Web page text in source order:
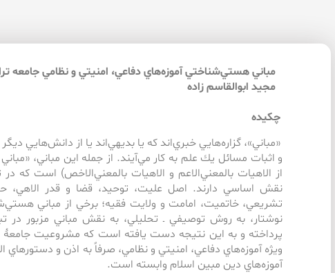
مباني هستي‌شناختي آموزه‌هاي دفاعي، امنيتي و نظامي جامعه
مجيد ابوالقاسم زاده
چكيده
«مباني»، گزاره‌هايي خبري‌اند ‌كه ‌يا بديهي‌اند يا از دانش‌هايي
و اثبات مسائل يك علم به ‌كار مي‌آيند. از جمله اين مباني،
از الاهيات بالمعني‌الاعم و الاهيات بالمعني‌الاخص) است ‌كه
نقش اساسي دارند. اصل عليت، توحيد، قضا و قدر الاهي،
تشريعي، خاتميت، امامت و ولايت فقيه؛ برخي از مباني
نوشتار، به‌ روش توصيفي ‌ـ‌ تحليلي، به ‌نقش مباني مزبور در
پرداخته و به ‌اين نتيجه دست يافته است ‌كه ‌مشروعيت جامعۀ
‌ويژه آموزه‌هاي دفاعي، امنيتي و نظامي، صرفاً به ‌اذن و دستورهاي
آموزه‌هاي دين مبين اسلام وابسته است.